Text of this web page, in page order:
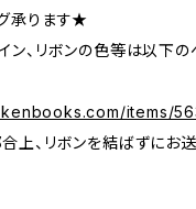
承ります★
ン、リボンの色等は以下
items/
上、リボンを結ばずにお